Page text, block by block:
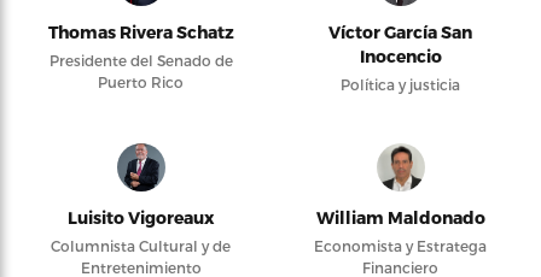
Thomas Rivera Schatz
Presidente del Senado de
Puerto Rico
Víctor García San
Inocencio
Política y justicia
Luisito Vigoreaux
Columnista Cultural y de
Entretenimiento
William Maldonado
Economista y Estratega
Financiero